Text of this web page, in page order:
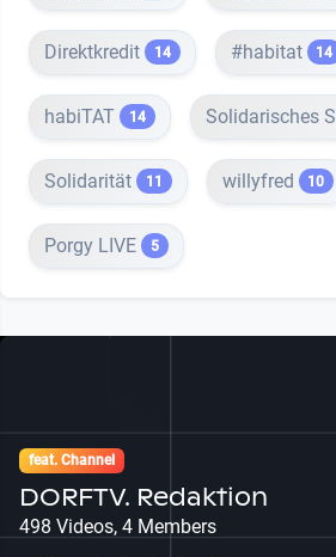
Direktkredit 14 #habitat 14
habiTAT 14 Solidarisches
Solidarität 11 willyfred 10
Porgy LIVE 5
feat. Channel
DORFTV. Redaktion
498 Videos, 4 Members